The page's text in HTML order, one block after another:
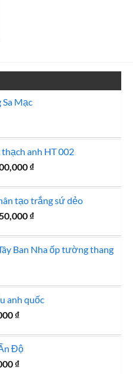
Mạc
anh HT 002
₫.
₫Giá
là:
2,800,000 ₫.
tạo trắng sứ dẻo
₫.
₫Giá
là:
Ban Nha ốp tường thang
anh quốc
₫.
₫Giá
là:
800,000 ₫.
Độ
₫Giá